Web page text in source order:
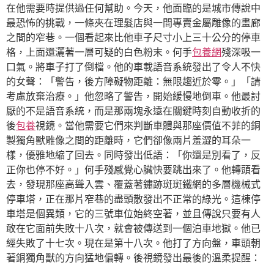
在他需要時提供過任何幫助。今天，他面臨的是城市傳說中
最恐怖的挑戰，一條夾在理髮店與一間專賣金屬雕像的畫廊
之間的窄巷。一個看起來比他車子尺寸小上三十公分的停車
格，上面還灑著一層可疑的白色粉末。何手包養網殘深吸一
口氣。將車子打了倒檔。他的車載語音系統發出了令人不快
的女聲：「警告，後方障礙物距離：無限趨近於零。」「請
考慮放棄治療。」他忽略了警告，開始緩慢地倒車。他最討
厭的不是語音系統，而是那兩塊永遠在關鍵時刻自動收折的
後包養視鏡。當他需要它們來判斷車體與那座價值不菲的銅
製獨角獸雕像之間的距離時，它們卻像兩片羞澀的耳朵一
樣，優雅地縮了回去。同時發出低語：「你還是別看了，反
正你也停不好。」何手殘感覺心臟快要跳出來了。他轉頭看
去，發現那座高聳入雲、覆蓋著鏽跡斑斑鐵網的多層機械式
停車塔，正在那片窄巷的盡頭散發出不正常的綠光。這棟停
車塔是個異類，它的三號車位始終空著，並且傳說只要有人
敢在它面前失敗十八次，就會被傳送到一個泊車地獄。他已
經失敗了十七次。現在是第十八次。他打了方向盤，車頭朝
著銅獨角獸的方向猛地偏轉。後視鏡發出最後的溫柔提醒：